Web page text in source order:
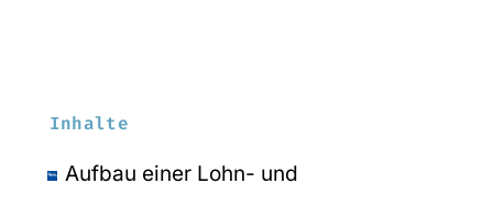
Inhalte
Aufbau einer Lohn- und